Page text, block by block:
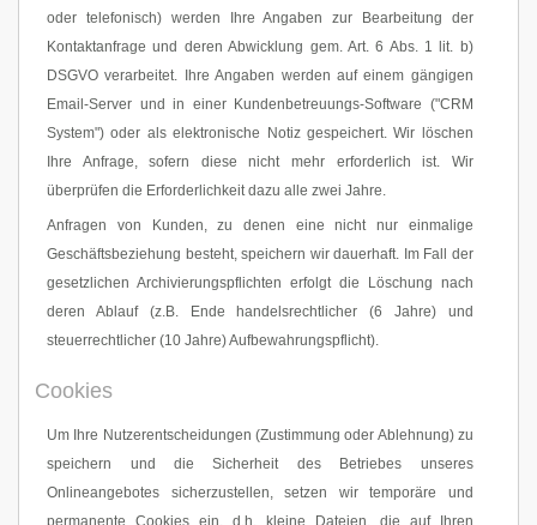
oder telefonisch) werden Ihre Angaben zur Bearbeitung der
Kontaktanfrage und deren Abwicklung gem. Art. 6 Abs. 1 lit. b)
DSGVO verarbeitet. Ihre Angaben werden auf einem gängigen
Email-Server und in einer Kundenbetreuungs-Software ("CRM
System") oder als elektronische Notiz gespeichert. Wir löschen
Ihre Anfrage, sofern diese nicht mehr erforderlich ist. Wir
überprüfen die Erforderlichkeit dazu alle zwei Jahre.
Anfragen von Kunden, zu denen eine nicht nur einmalige
Geschäftsbeziehung besteht, speichern wir dauerhaft. Im Fall der
gesetzlichen Archivierungspflichten erfolgt die Löschung nach
deren Ablauf (z.B. Ende handelsrechtlicher (6 Jahre) und
steuerrechtlicher (10 Jahre) Aufbewahrungspflicht).
Cookies
Um Ihre Nutzerentscheidungen (Zustimmung oder Ablehnung) zu
speichern und die Sicherheit des Betriebes unseres
Onlineangebotes sicherzustellen, setzen wir temporäre und